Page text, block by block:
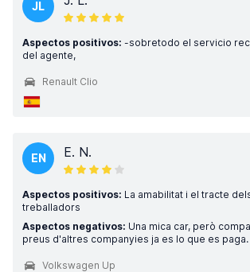
JL
Aspectos positivos: -sobretodo el servicio
del agente,
Renault Clio
EN E. N.
Aspectos positivos: La amabilitat i el tracte
treballadors
Aspectos negativos: Una mica car, però
preus d'altres companyies ja es lo que es paga.
Volkswagen Up